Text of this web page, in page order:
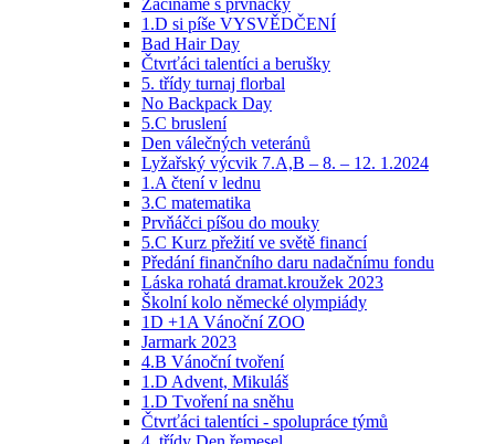
1.D si píše VYSVĚDČENÍ
Bad Hair Day
Čtvrťáci talentíci a berušky
5. třídy turnaj florbal
No Backpack Day
5.C bruslení
Den válečných veteránů
Lyžařský výcvik 7.A,B – 8. – 12. 1.2024
1.A čtení v lednu
3.C matematika
Prvňáčci píšou do mouky
5.C Kurz přežití ve světě financí
Předání finančního daru nadačnímu fondu
Láska rohatá dramat.kroužek 2023
Školní kolo německé olympiády
1D +1A Vánoční ZOO
Jarmark 2023
4.B Vánoční tvoření
1.D Advent, Mikuláš
1.D Tvoření na sněhu
Čtvrťáci talentíci - spolupráce týmů